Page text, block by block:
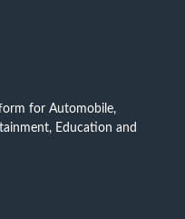
for Automobile,
Education and